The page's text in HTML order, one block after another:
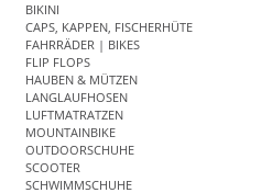
BIKINI
CAPS, KAPPEN, FISCHERHÜTE
FAHRRÄDER | BIKES
FLIP FLOPS
HAUBEN & MÜTZEN
LANGLAUFHOSEN
LUFTMATRATZEN
MOUNTAINBIKE
OUTDOORSCHUHE
SCOOTER
SCHWIMMSCHUHE